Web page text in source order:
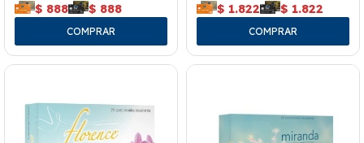
$ 888 $ 888 $ 1.822 $ 1.822